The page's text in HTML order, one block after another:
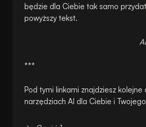
będzie dla Ciebie tak samo
powyższy tekst.
***
Pod tymi linkami znajdziesz kolejne
narzędziach AI dla Ciebie i